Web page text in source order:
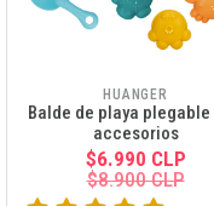
HUANGER
Balde de playa plegable
accesorios
$6.990 CLP
$8.900 CLP